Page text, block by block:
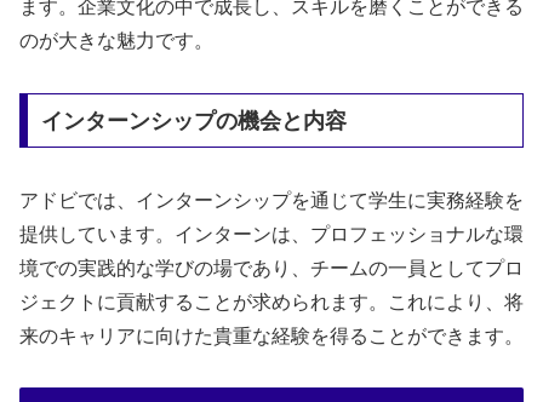
ます。企業文化の中で成長し、スキルを磨くことができる
のが大きな魅力です。
インターンシップの機会と内容
アドビでは、インターンシップを通じて学生に実務経験を
提供しています。インターンは、プロフェッショナルな環
境での実践的な学びの場であり、チームの一員としてプロ
ジェクトに貢献することが求められます。これにより、将
来のキャリアに向けた貴重な経験を得ることができます。